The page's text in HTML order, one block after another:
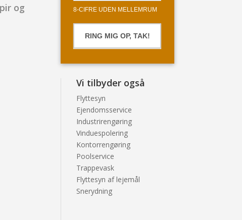
og
8-CIFRE UDEN MELLEMRUM
RING MIG OP, TAK!
Vi tilbyder også
Flyttesyn
Ejendomsservice
Industrirengøring
Vinduespolering
Kontorrengøring
Poolservice
Trappevask
Flyttesyn af lejemål
Snerydning